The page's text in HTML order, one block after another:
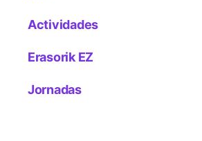
Actividades
Erasorik EZ
Jornadas